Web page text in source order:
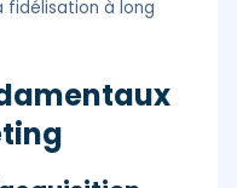
fidélisation à long